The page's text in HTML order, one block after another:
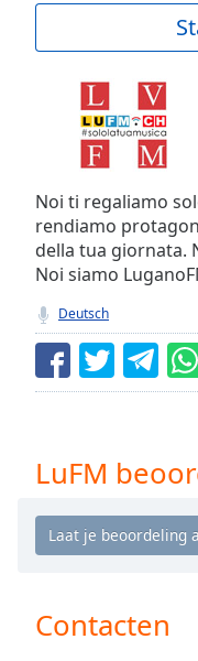
Current
-:-
TypeLIVE
Seek to
live,
currently
behind
Remaining
Time-
Chapters
descriptions
Noi ti regaliamo
rendiamo
della tua giornata.
Noi siamo
Deutsch
LuFM
Contacten